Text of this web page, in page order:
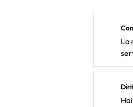
La